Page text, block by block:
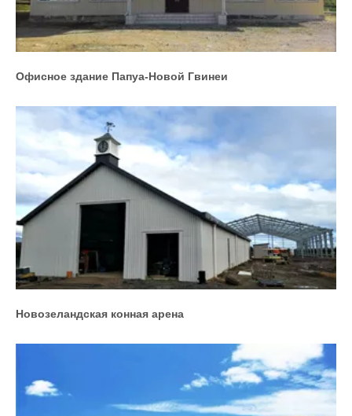
Офисное здание Папуа-Новой Гвинеи
Новозеландская конная арена